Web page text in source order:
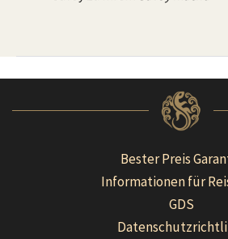
Bester Preis
Informationen für
GDS